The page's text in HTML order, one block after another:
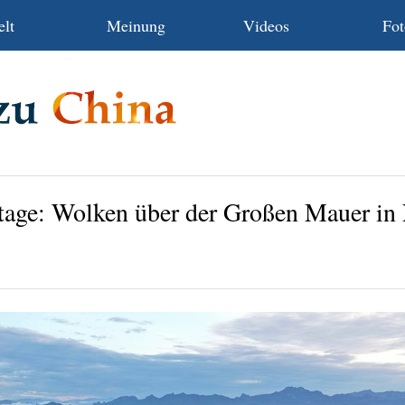
Meinung Videos
Wolken über der Großen Mauer